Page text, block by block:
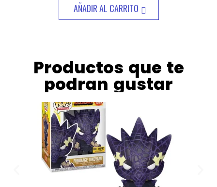
AÑADIR AL CARRITO
Productos que te
podran gustar